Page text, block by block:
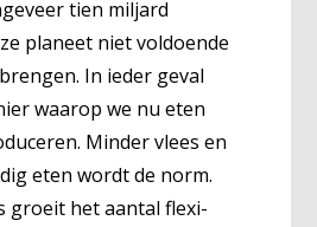
tien miljard
planeet niet voldoende
In ieder geval
waarop we nu eten
Minder vlees en
eten wordt de norm.
groeit het aantal flexi-